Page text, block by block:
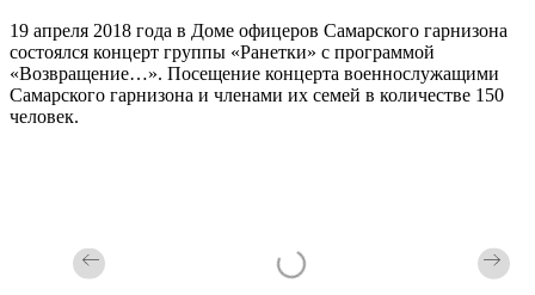
19 апреля 2018 года в Доме офицеров Самарского гарнизона
состоялся концерт группы «Ранетки» с программой
«Возвращение…». Посещение концерта военнослужащими
Самарского гарнизона и членами их семей в количестве 150
человек.